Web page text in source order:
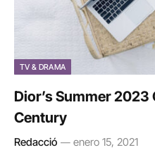
TV & DRAMA
Dior’s Summer
Century
Redacció enero 15, 2021